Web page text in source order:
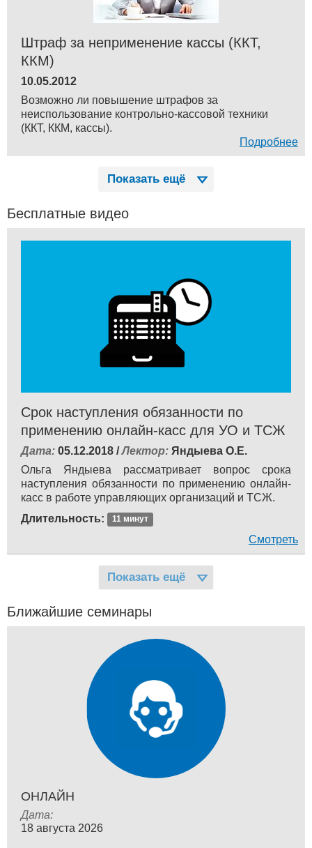
Штраф за неприменение кассы (ККТ,
ККМ)
10.05.2012
Возможно ли повышение штрафов за
неиспользование контрольно-кассовой техники
(ККТ, ККМ, кассы).
Подробнее
Показать ещё
Бесплатные видео
Срок наступления обязанности по
применению онлайн-касс для УО и ТСЖ
Дата: 05.12.2018 /Лектор: Яндыева О.Е.
Ольга Яндыева рассматривает вопрос срока
наступления обязанности по применению онлайн-
касс в работе управляющих организаций и ТСЖ.
Длительность:
11 минут
Смотреть
Показать ещё
Ближайшие семинары
ОНЛАЙН
Дата:
18 августа 2026